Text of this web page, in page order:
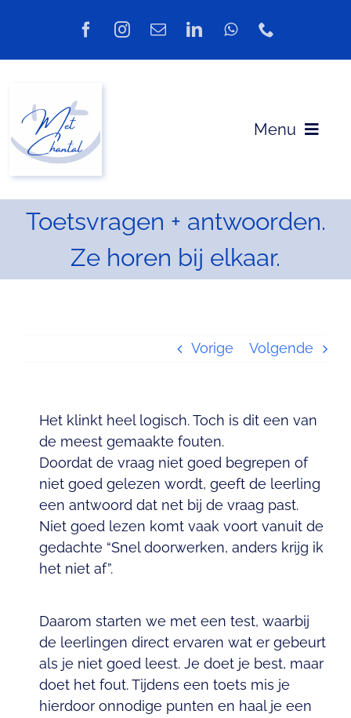
Menu
Aanbod
Over mij
Toetsvragen + antwoorden.
Ze horen bij elkaar.
Vorige Volgende
Het klinkt heel logisch. Toch is dit een van
de meest gemaakte fouten.
Doordat de vraag niet goed begrepen of
niet goed gelezen wordt, geeft de leerling
een antwoord dat net bij de vraag past.
Niet goed lezen komt vaak voort vanuit de
gedachte “Snel doorwerken, anders krijg ik
het niet af”.
Daarom starten we met een test, waarbij
de leerlingen direct ervaren wat er gebeurt
als je niet goed leest. Je doet je best, maar
doet het fout. Tijdens een toets mis je
hierdoor onnodige punten en haal je een